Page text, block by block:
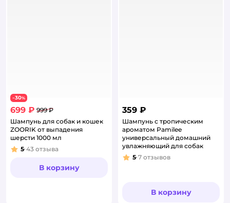
−30%
699 ₽ 999 ₽
Шампунь для собак и кошек
ZOORIK от выпадения
шерсти 1000 мл
Рейтинг:
5 43 отзыва
В корзину
359 ₽
Шампунь с тропическим
ароматом Pamilee
универсальный домашний
увлажняющий для собак
Рейтинг:
5 7 отзывов
В корзину